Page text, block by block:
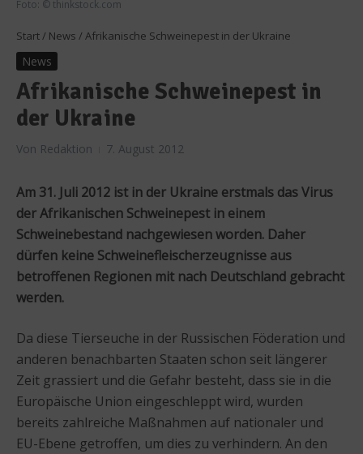
Foto: © thinkstock.com
Start / News / Afrikanische Schweinepest in der Ukraine
News
Afrikanische Schweinepest in
der Ukraine
Von Redaktion 7. August 2012
Am 31. Juli 2012 ist in der Ukraine erstmals das Virus
der Afrikanischen Schweinepest in einem
Schweinebestand nachgewiesen worden. Daher
dürfen keine Schweinefleischerzeugnisse aus
betroffenen Regionen mit nach Deutschland gebracht
werden.
Da diese Tierseuche in der Russischen Föderation und
anderen benachbarten Staaten schon seit längerer
Zeit grassiert und die Gefahr besteht, dass sie in die
Europäische Union eingeschleppt wird, wurden
bereits zahlreiche Maßnahmen auf nationaler und
EU-Ebene getroffen, um dies zu verhindern. An den